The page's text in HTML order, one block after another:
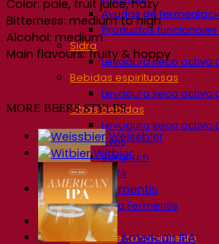
Ayudas de
Productos
Sidra
Levadura seca activa
Bebidas espirituosas
Levadura seca activa
Otras bebidas
Levadura seca activa
Kvas
Sorghum
Café
Academia Fermentis
Academia Fermentis
Recursos
Centro de conocimiento
Color: pale, fruit juice, hazy
Bitterness: medium to high
Alcohol: medium
Main flavours: fruity & hoppy
MORE BEERS STYLES
Weissbier
Witbier
American IPA